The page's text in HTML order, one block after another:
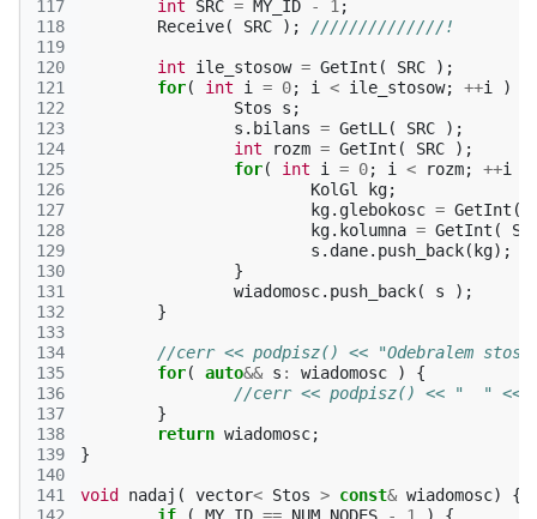
117
118
119
120
121
122
123
124
125
126
127
128
129
130
131
132
133
134
135
136
137
138
139
140
141
int SRC = MY_ID - 1 ;
Receive( SRC ); //////////////!
int ile_stosow = GetInt ( SRC
);
for( int i = 0; i < ile_stosow; ++i )
Stos
s ;
s . bilans = GetLL ( SRC
);
int
rozm = GetInt ( SRC
);
for( int i = 0; i < rozm; ++i
KolGl
kg;
kg. glebokosc = GetInt (
kg. kolumna = GetInt (
s . dane. push_back( kg);
}
wiadomosc. push_back( s
);
}
//cerr << podpisz() << "Odebralem
for( auto&& s : wiadomosc )
{
//cerr << podpisz() << "  " <<
}
return wiadomosc;
}
void nadaj ( vector< Stos > const& wiadomosc)
{